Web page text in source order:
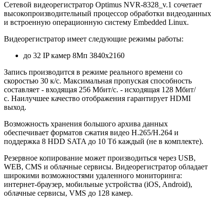
Сетевой видеорегистратор Optimus NVR-8328_v.1 сочетает
высокопроизводительный процессор обработки видеоданных
и встроенную операционную систему Embedded Linux.
Видеорегистратор имеет следующие режимы работы:
до 32 IP камер 8Мп 3840х2160
Запись производится в режиме реального времени со
скоростью 30 к/с. Максимальная пропуская способность
составляет - входящая 256 Мбит/с. - исходящая 128 Мбит/
с. Наилучшее качество отображения гарантирует HDMI
выход.
Возможность хранения большого архива данных
обеспечивает форматов сжатия видео H.265/H.264 и
поддержка 8 HDD SATA до 10 Тб каждый (не в комплекте).
Резервное копирование может производиться через USB,
WEB, CMS и облачные сервисы. Видеорегистратор обладает
широкими возможностями удаленного мониторинга:
интернет-браузер, мобильные устройства (iOS, Android),
облачные сервисы, VMS до 128 камер.